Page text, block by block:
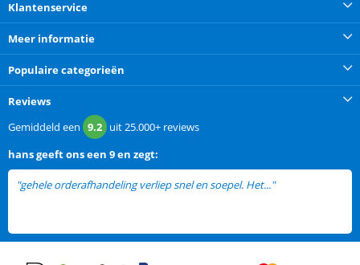
Klantenservice
Meer informatie
Populaire categorieën
Reviews
Gemiddeld een 9.2 uit25.000+ reviews
hansgeeft ons een 9 en zegt:
"gehele orderafhandeling verliep snel en soepel. Het..."